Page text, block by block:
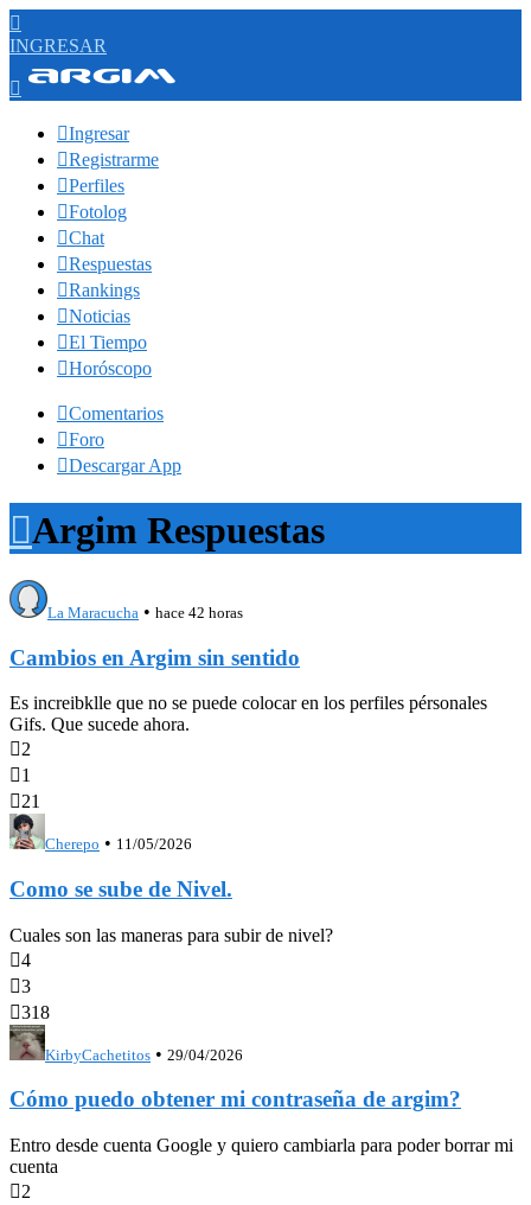

INGRESAR

Ingresar
Registrarme
Perfiles
Fotolog
Chat
Respuestas
Rankings
Noticias
El Tiempo
Horóscopo
Comentarios
Foro
Descargar App
Argim Respuestas
La Maracucha • hace 42 horas
Cambios en Argim sin sentido
Es increibklle que no se puede colocar en los perfiles pérsonales
Gifs. Que sucede ahora.
2
1
21
Cherepo • 11/05/2026
Como se sube de Nivel.
Cuales son las maneras para subir de nivel?
4
3
318
KirbyCachetitos • 29/04/2026
Cómo puedo obtener mi contraseña de argim?
Entro desde cuenta Google y quiero cambiarla para poder borrar mi
cuenta
2